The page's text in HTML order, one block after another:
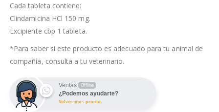
Cada tableta contiene:
Clindamicina HCl 150 mg.
Excipiente cbp 1 tableta.
*Para saber si este producto es adecuado para tu animal de
compañía, consulta a tu veterinario.
Ventas Offline
¿Podemos ayudarte?
Volveremos pronto.